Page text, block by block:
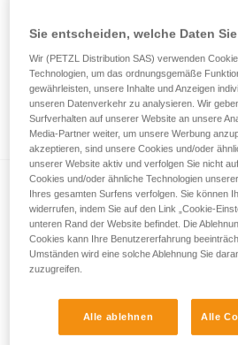
Welches
Sichern der vorsteigenden
Standplatz in
verwenden?
Sie entscheiden, welche Daten
Wir (PETZL Distribution SAS) verwenden
Technologien, um das ordnungsgemäße
gewährleisten, unsere Inhalte und Anzeigen
unseren Datenverkehr zu analysieren. Wir
Surfverhalten auf unserer Website an unsere
Media-Partner weiter, um unsere Werbung
akzeptieren, sind unsere Cookies und/oder
unserer Website aktiv und verfolgen Sie nicht
Cookies und/oder ähnliche Technologien
Ihres gesamten Surfens verfolgen. Sie können
widerrufen, indem Sie auf den Link „Cookie-
unteren Rand der Website befindet. Die
Cookies kann Ihre Benutzererfahrung
Umständen wird eine solche Ablehnung Sie
zuzugreifen.
Alle ablehnen Alle